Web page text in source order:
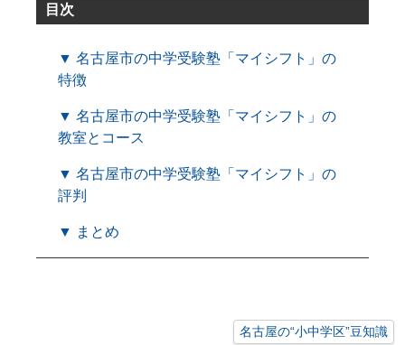
目次
▼ 名古屋市の中学受験塾「マイシフト」の
特徴
▼ 名古屋市の中学受験塾「マイシフト」の
教室とコース
▼ 名古屋市の中学受験塾「マイシフト」の
評判
▼ まとめ
名古屋の“小中学区”豆知識